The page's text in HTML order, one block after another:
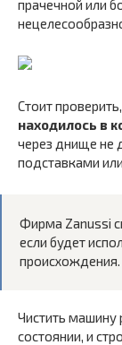
прачечной или
Стоит
находилось в
через днище не
подставками
Фирма Zanussi
если будет
происхождения.
Чистить машину
состоянии, и